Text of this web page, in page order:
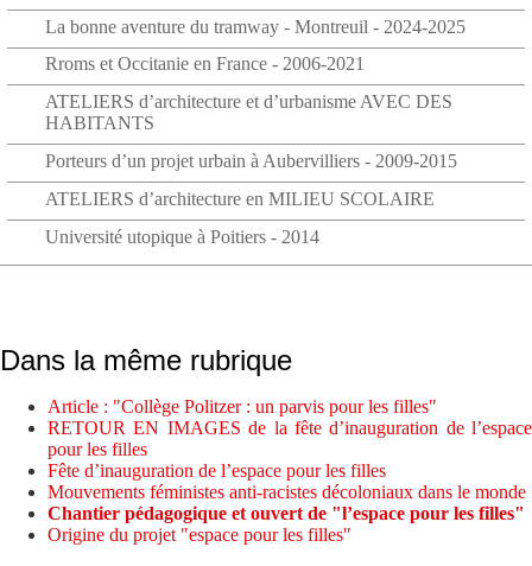
La bonne aventure du tramway - Montreuil - 2024-2025
Rroms et Occitanie en France - 2006-2021
ATELIERS d’architecture et d’urbanisme AVEC DES
HABITANTS
Porteurs d’un projet urbain à Aubervilliers - 2009-2015
ATELIERS d’architecture en MILIEU SCOLAIRE
Université utopique à Poitiers - 2014
Dans la même rubrique
Article : "Collège Politzer : un parvis pour les filles"
RETOUR EN IMAGES de la fête d’inauguration de l’espace
pour les filles
Fête d’inauguration de l’espace pour les filles
Mouvements féministes anti-racistes décoloniaux dans le monde
Chantier pédagogique et ouvert de "l’espace pour les filles"
Origine du projet "espace pour les filles"